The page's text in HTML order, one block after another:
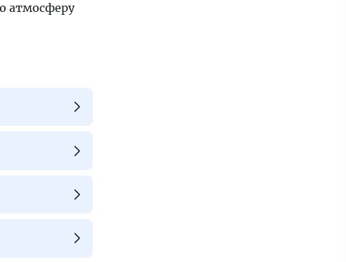
атмосферу